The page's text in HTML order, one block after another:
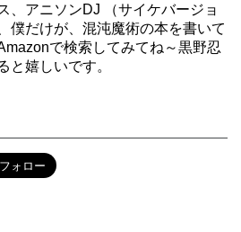
、アニソンDJ （サイケバージョ
僕だけが、混沌魔術の本を書いて
で検索してみてね～黒野忍
と嬉しいです。